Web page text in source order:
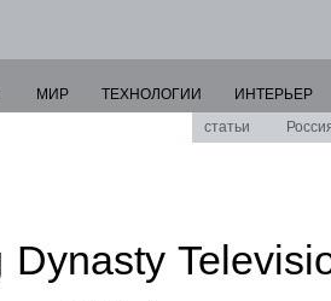
МИР ТЕХНОЛОГИИ
ИНТЕРЬЕР
статьи
Dynasty